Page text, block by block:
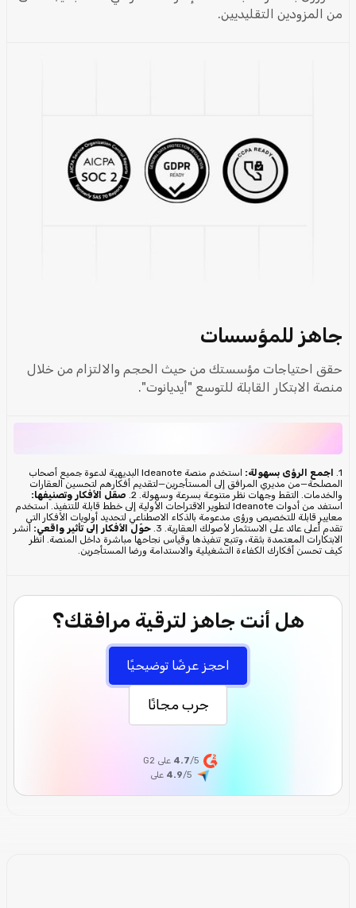
من المزودين التقليديين.
جاهز للمؤسسات
حقق احتياجات مؤسستك من حيث الحجم والالتزام من خلال
منصة الابتكار القابلة للتوسع "أيديانوت".
1. اجمع الرؤى بسهولة:
استخدم منصة Ideanote البديهية لدعوة جميع أصحاب
المصلحة—من مديري المرافق إلى المستأجرين—لتقديم أفكارهم لتحسين العقارات
والخدمات. التقط وجهات نظر متنوعة بسرعة وسهولة. 2.
صقل الأفكار وتصنيفها:
استفد من أدوات Ideanote لتطوير الاقتراحات الأولية إلى خطط قابلة للتنفيذ. استخدم
معايير قابلة للتخصيص ورؤى مدعومة بالذكاء الاصطناعي لتحديد أولويات الأفكار التي
تقدم أعلى عائد على الاستثمار لأصولك العقارية. 3.
حوّل الأفكار إلى تأثير واقعي: انشر
الابتكارات المعتمدة بثقة، وتتبع تنفيذها وقياس نجاحها مباشرة داخل المنصة. انظر
كيف تحسن أفكارك الكفاءة التشغيلية والاستدامة ورضا المستأجرين.
هل أنت جاهز لترقية مرافقك؟
احجز عرضًا توضيحيًا
جرب مجانًا
4.7/5 على G2
4.9/5 على